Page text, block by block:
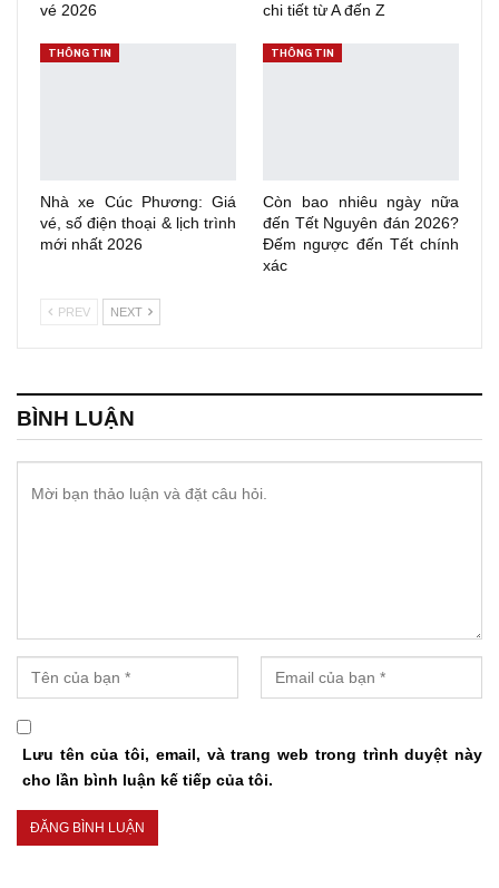
vé 2026
chi tiết từ A đến Z
THÔNG TIN
Nhà xe Cúc Phương: Giá
vé, số điện thoại & lịch trình
mới nhất 2026
THÔNG TIN
Còn bao nhiêu ngày nữa
đến Tết Nguyên đán 2026?
Đếm ngược đến Tết chính
xác
PREV NEXT
BÌNH LUẬN
Lưu tên của tôi, email, và trang web trong trình duyệt này
cho lần bình luận kế tiếp của tôi.